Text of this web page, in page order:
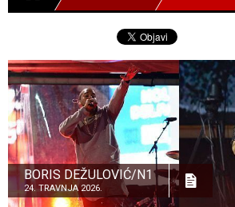
BORIS DEŽULOVIĆ/N1
24. TRAVNJA 2026.